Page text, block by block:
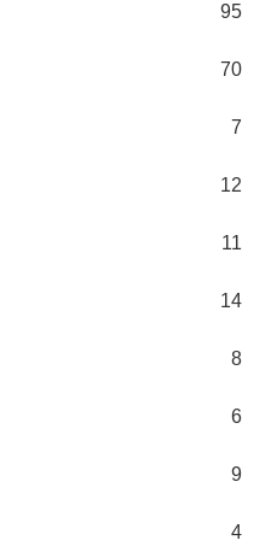
95
70
7
12
11
14
8
6
9
4